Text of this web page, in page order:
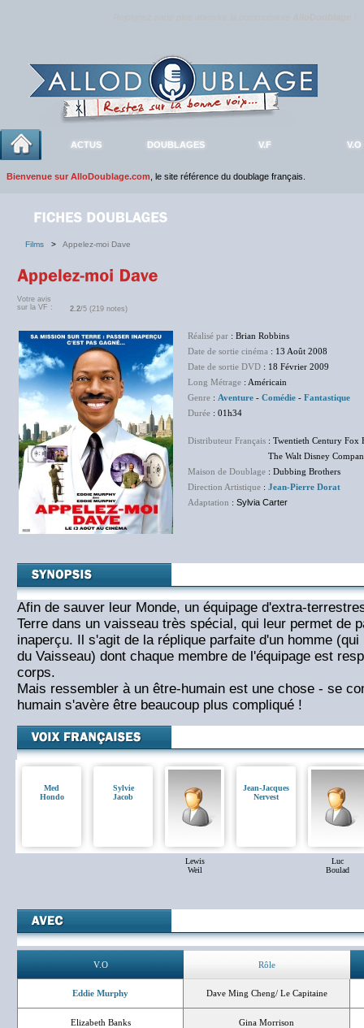
ACTUS DOUBLAGES V.F V.O
Bienvenue sur AlloDoublage.com , le site référence du doublage français.
Films > Appelez-moi Dave
Votre avis
sur la VF :
2.2/5 (219 notes)
Réalisé par : Brian Robbins
Date de sortie cinéma : 13 Août 2008
Date de sortie DVD : 18 Février 2009
Long Métrage : Américain
Genre : Aventure - Comédie - Fantastique
Durée : 01h34
Distributeur Français : Twentieth Century Fox
The Walt Disney Company
Maison de Doublage : Dubbing Brothers
Direction Artistique : Jean-Pierre Dorat
Adaptation : Sylvia Carter
Afin de sauver leur Monde, un équipage d'extra-
Terre dans un vaisseau très spécial, qui leur permet de
inaperçu. Il s'agit de la réplique parfaite d'un homme
du Vaisseau) dont chaque membre de l'équipage est
corps.
Mais ressembler à un être-humain est une chose - se
humain s'avère être beaucoup plus compliqué !
Med
Hondo
Sylvie
Jacob
Lewis
Weil
Jean-Jacques
Nervest
Luc
Boulad
V.O Rôle
Eddie Murphy Dave Ming Cheng/ Le Capitaine
Elizabeth Banks Gina Morrison